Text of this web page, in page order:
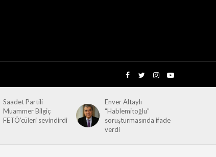
Saadet Partili
Muammer Bilgiç
FETÖ’cüleri sevindirdi
Enver Altaylı
“Hablemitoğlu”
soruşturmasında ifade
verdi